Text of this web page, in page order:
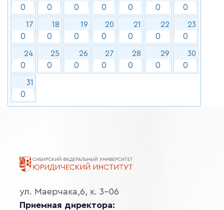
0 0 0 0 0 0 0
17
0
18
0
19
0
20
0
21
0
22
0
23
0
24
0
25
0
26
0
27
0
28
0
29
0
30
0
31
0
ул. Маерчака,6, к. 3-06
Приемная директора: